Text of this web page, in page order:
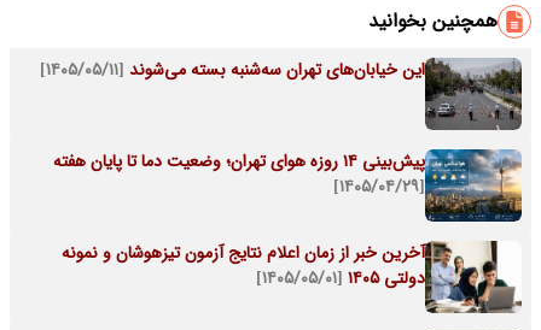
همچنین بخوانید
این خیابان‌های تهران سه‌شنبه بسته می‌شوند [۱۴۰۵/۰۵/۱۱]
پیش‌بینی ۱۴ روزه هوای تهران؛ وضعیت دما تا پایان هفته
[۱۴۰۵/۰۴/۲۹]
آخرین خبر از زمان اعلام نتایج آزمون تیزهوشان و نمونه
دولتی ۱۴۰۵
[۱۴۰۵/۰۵/۰۱]